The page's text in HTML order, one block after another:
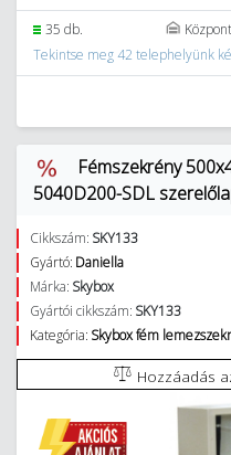
35 db.
Tekintse meg 42 telephelyünk
Fémszekrény
5040D200-SDL
Cikkszám: SKY133
Gyártó: Daniella
Márka: Skybox
Gyártói cikkszám: SKY133
Kategória: Skybox fém
Hozzáadás